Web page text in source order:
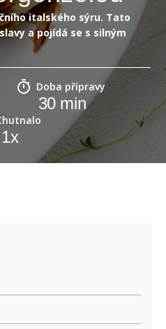
italského sýru. Tato
a pojídá se s silným
Doba přípravy
30min
1x